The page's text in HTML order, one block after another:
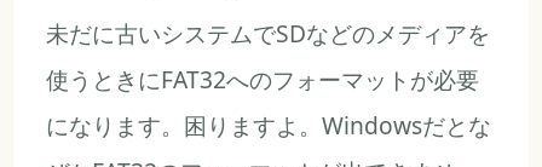
未だに古いシステムでSDなどのメディアを
使うときにFAT32へのフォーマットが必要
になります。困りますよ。Windowsだとな